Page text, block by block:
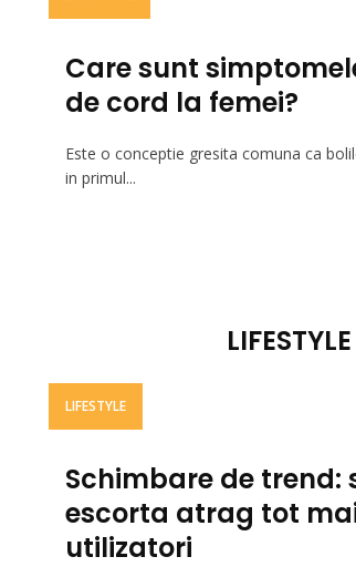
Care sunt
de cord la femei?
Este o conceptie gresita comuna ca
in primul...
LIFESTYLE
LIFESTYLE
Schimbare de trend:
escorta atrag tot
utilizatori